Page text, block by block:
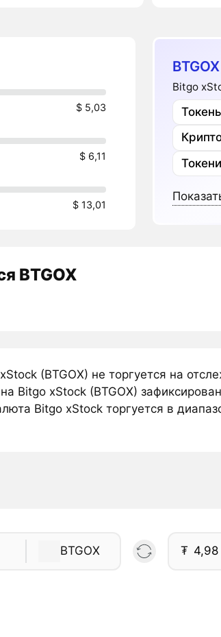
$ 5,03
$ 6,11
$ 13,01
Bitgo
BTGOX
(BTGOX) не торгуется на
Bitgo xStock (BTGOX)
Bitgo xStock торгуется в
BTGOX ₮